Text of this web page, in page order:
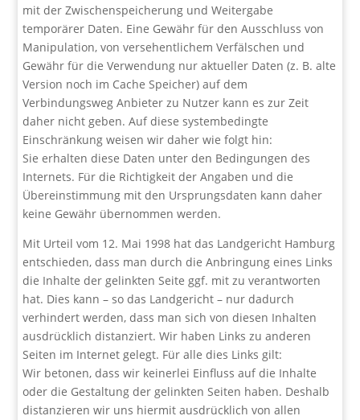
mit der Zwischenspeicherung und Weitergabe
temporärer Daten. Eine Gewähr für den Ausschluss von
Manipulation, von versehentlichem Verfälschen und
Gewähr für die Verwendung nur aktueller Daten (z. B. alte
Version noch im Cache Speicher) auf dem
Verbindungsweg Anbieter zu Nutzer kann es zur Zeit
daher nicht geben. Auf diese systembedingte
Einschränkung weisen wir daher wie folgt hin:
Sie erhalten diese Daten unter den Bedingungen des
Internets. Für die Richtigkeit der Angaben und die
Übereinstimmung mit den Ursprungsdaten kann daher
keine Gewähr übernommen werden.
Mit Urteil vom 12. Mai 1998 hat das Landgericht Hamburg
entschieden, dass man durch die Anbringung eines Links
die Inhalte der gelinkten Seite ggf. mit zu verantworten
hat. Dies kann – so das Landgericht – nur dadurch
verhindert werden, dass man sich von diesen Inhalten
ausdrücklich distanziert. Wir haben Links zu anderen
Seiten im Internet gelegt. Für alle dies Links gilt:
Wir betonen, dass wir keinerlei Einfluss auf die Inhalte
oder die Gestaltung der gelinkten Seiten haben. Deshalb
distanzieren wir uns hiermit ausdrücklich von allen